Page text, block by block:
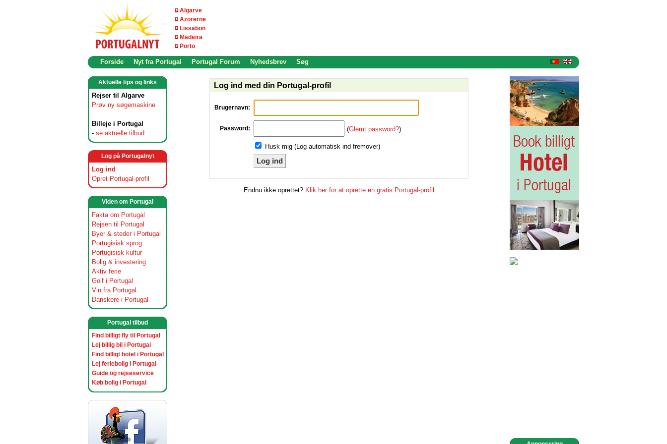
Algarve
Azorerne
Lissabon
Madeira
Porto
Forside Nyt fra Portugal Portugal Forum Nyhedsbrev Søg
Aktuelle tips og links
Rejser til Algarve
Prøv ny søgemaskine
Billeje i Portugal
- se aktuelle tilbud
Log på Portugalnyt
Log ind
Opret Portugal-profil
Viden om Portugal
Fakta om Portugal
Rejsen til Portugal
Byer & steder i Portugal
Portugisisk sprog
Portugisisk kultur
Bolig & investering
Aktiv ferie
Golf i Portugal
Vin fra Portugal
Danskere i Portugal
Portugal tilbud
Find billigt fly til Portugal
Lej billig bil i Portugal
Find billigt hotel i Portugal
Lej feriebolig i Portugal
Guide og rejseservice
Køb bolig i Portugal
Log ind med din Portugal-profil
Brugernavn:
Password: (Glemt password?)
Husk mig (Log automatisk ind fremover)
Log ind
Endnu ikke oprettet? Klik her for at oprette en gratis Portugal-profil